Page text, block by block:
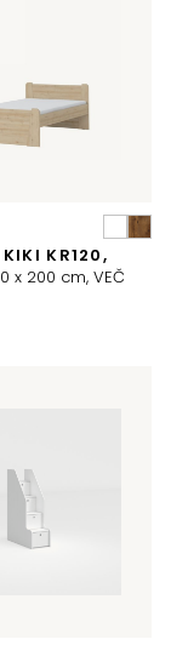
KR120,
x 200 cm, VEČ